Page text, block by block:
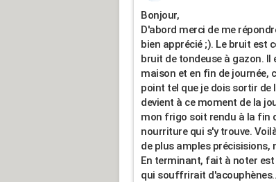
Bonjour,
D'abord merci de me
bien apprécié ;). Le bruit est
bruit de tondeuse à gazon.
maison et en fin de journée,
point tel que je dois sortir de
devient à ce moment de la
mon frigo soit rendu à la fin
nourriture qui s'y trouve.
de plus amples précisisions,
En terminant, fait à noter
qui souffrirait